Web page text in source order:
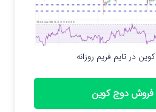
در تایم فریم روزانه
فروش دوج کوین